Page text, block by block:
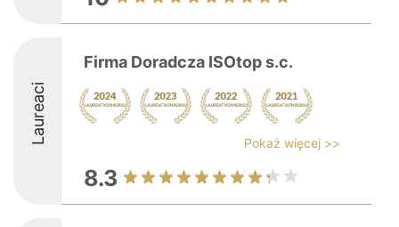
Laureaci
Firma Doradcza ISOtop s.c.
Pokaż więcej >>
8.3